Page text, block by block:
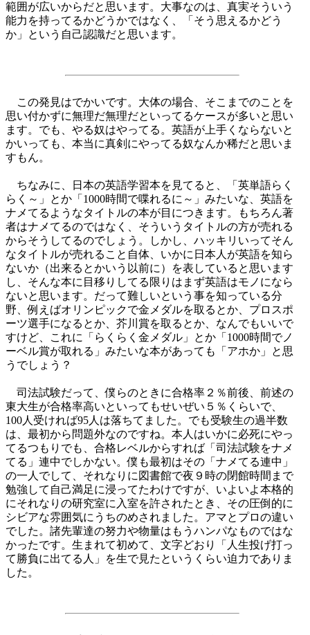
範囲が広いからだと思います。大事なのは、真実そういう
能力を持ってるかどうかではなく、「そう思えるかどう
か」という自己認識だと思います。
この発見はでかいです。大体の場合、そこまでのことを
思い付かずに無理だ無理だといってるケースが多いと思い
ます。でも、やる奴はやってる。英語が上手くならないと
かいっても、本当に真剣にやってる奴なんか稀だと思いま
すもん。
ちなみに、日本の英語学習本を見てると、「英単語らく
らく～」とか「1000時間で喋れるに～」みたいな、英語を
ナメてるようなタイトルの本が目につきます。もちろん著
者はナメてるのではなく、そういうタイトルの方が売れる
からそうしてるのでしょう。しかし、ハッキリいってそん
なタイトルが売れること自体、いかに日本人が英語を知ら
ないか（出来るとかいう以前に）を表していると思います
し、そんな本に目移りしてる限りはまず英語はモノになら
ないと思います。だって難しいという事を知っている分
野、例えばオリンピックで金メダルを取るとか、プロスポ
ーツ選手になるとか、芥川賞を取るとか、なんでもいいで
すけど、これに「らくらく金メダル」とか「1000時間でノ
ーベル賞が取れる」みたいな本があっても「アホか」と思
うでしょう？
司法試験だって、僕らのときに合格率２％前後、前述の
東大生が合格率高いといってもせいぜい５％くらいで、
100人受ければ95人は落ちてました。でも受験生の過半数
は、最初から問題外なのですね。本人はいかに必死にやっ
てるつもりでも、合格レベルからすれば「司法試験をナメ
てる」連中でしかない。僕も最初はその「ナメてる連中」
の一人でして、それなりに図書館で夜９時の閉館時間まで
勉強して自己満足に浸ってたわけですが、いよいよ本格的
にそれなりの研究室に入室を許されたとき、その圧倒的に
シビアな雰囲気にうちのめされました。アマとプロの違い
でした。諸先輩達の努力や物量はもうハンパなものではな
かったです。生まれて初めて、文字どおり「人生投げ打っ
て勝負に出てる人」を生で見たというくらい迫力でありま
した。